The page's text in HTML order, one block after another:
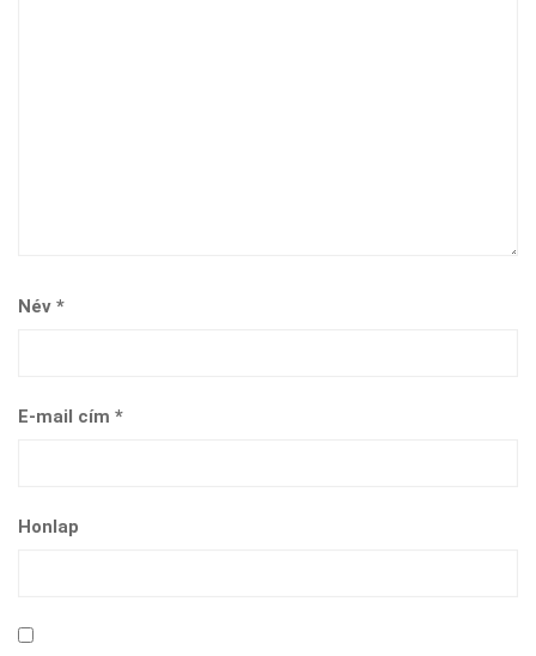
Név *
E-mail cím *
Honlap